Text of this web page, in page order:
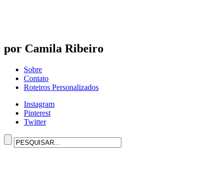
por Camila Ribeiro
Sobre
Contato
Roteiros Personalizados
Instagram
Pinterest
Twitter